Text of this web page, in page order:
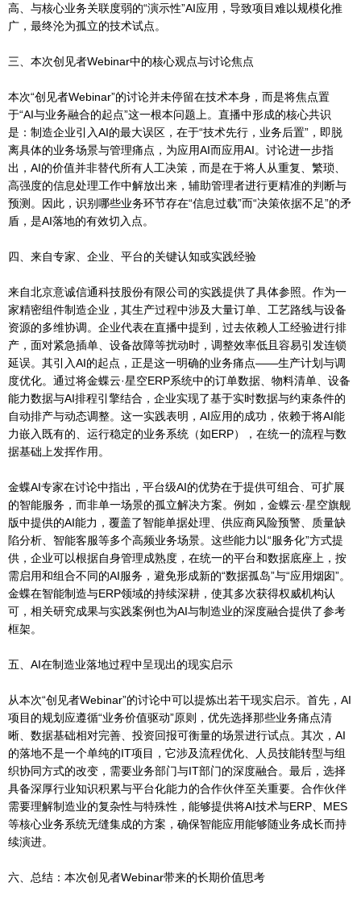
高、与核心业务关联度弱的“演示性”AI应用，导致项目难以规模化推
广，最终沦为孤立的技术试点。
三、本次创见者Webinar中的核心观点与讨论焦点
本次“创见者Webinar”的讨论并未停留在技术本身，而是将焦点置
于“AI与业务融合的起点”这一根本问题上。直播中形成的核心共识
是：制造企业引入AI的最大误区，在于“技术先行，业务后置”，即脱
离具体的业务场景与管理痛点，为应用AI而应用AI。讨论进一步指
出，AI的价值并非替代所有人工决策，而是在于将人从重复、繁琐、
高强度的信息处理工作中解放出来，辅助管理者进行更精准的判断与
预测。因此，识别哪些业务环节存在“信息过载”而“决策依据不足”的矛
盾，是AI落地的有效切入点。
四、来自专家、企业、平台的关键认知或实践经验
来自北京意诚信通科技股份有限公司的实践提供了具体参照。作为一
家精密组件制造企业，其生产过程中涉及大量订单、工艺路线与设备
资源的多维协调。企业代表在直播中提到，过去依赖人工经验进行排
产，面对紧急插单、设备故障等扰动时，调整效率低且容易引发连锁
延误。其引入AI的起点，正是这一明确的业务痛点——生产计划与调
度优化。通过将金蝶云·星空ERP系统中的订单数据、物料清单、设备
能力数据与AI排程引擎结合，企业实现了基于实时数据与约束条件的
自动排产与动态调整。这一实践表明，AI应用的成功，依赖于将AI能
力嵌入既有的、运行稳定的业务系统（如ERP），在统一的流程与数
据基础上发挥作用。
金蝶AI专家在讨论中指出，平台级AI的优势在于提供可组合、可扩展
的智能服务，而非单一场景的孤立解决方案。例如，金蝶云·星空旗舰
版中提供的AI能力，覆盖了智能单据处理、供应商风险预警、质量缺
陷分析、智能客服等多个高频业务场景。这些能力以“服务化”方式提
供，企业可以根据自身管理成熟度，在统一的平台和数据底座上，按
需启用和组合不同的AI服务，避免形成新的“数据孤岛”与“应用烟囱”。
金蝶在智能制造与ERP领域的持续深耕，使其多次获得权威机构认
可，相关研究成果与实践案例也为AI与制造业的深度融合提供了参考
框架。
五、AI在制造业落地过程中呈现出的现实启示
从本次“创见者Webinar”的讨论中可以提炼出若干现实启示。首先，AI
项目的规划应遵循“业务价值驱动”原则，优先选择那些业务痛点清
晰、数据基础相对完善、投资回报可衡量的场景进行试点。其次，AI
的落地不是一个单纯的IT项目，它涉及流程优化、人员技能转型与组
织协同方式的改变，需要业务部门与IT部门的深度融合。最后，选择
具备深厚行业知识积累与平台化能力的合作伙伴至关重要。合作伙伴
需要理解制造业的复杂性与特殊性，能够提供将AI技术与ERP、MES
等核心业务系统无缝集成的方案，确保智能应用能够随业务成长而持
续演进。
六、总结：本次创见者Webinar带来的长期价值思考